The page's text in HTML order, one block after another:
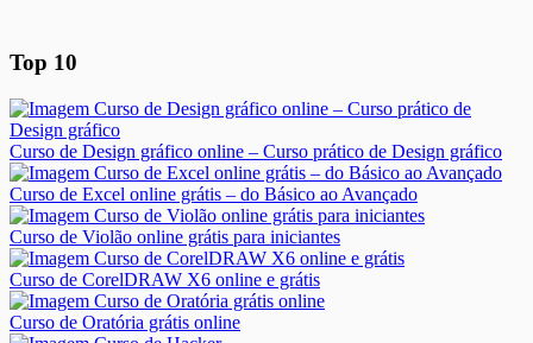
Top 10
Curso de Design gráfico online – Curso prático de Design gráfico
Curso de Excel online grátis – do Básico ao Avançado
Curso de Violão online grátis para iniciantes
Curso de CorelDRAW X6 online e grátis
Curso de Oratória grátis online